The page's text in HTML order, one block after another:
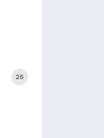
25